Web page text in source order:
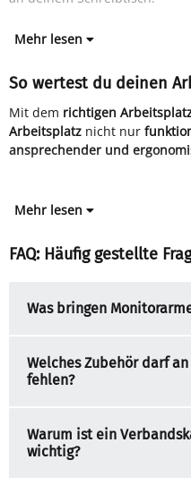
Mehr lesen
So wertest du deinen
Mit dem richtigen
Arbeitsplatz nicht nur
ansprechender und
Mehr lesen
FAQ: Häufig gestellte
Was bringen
Welches Zubehör darf
fehlen?
Warum ist ein
wichtig?